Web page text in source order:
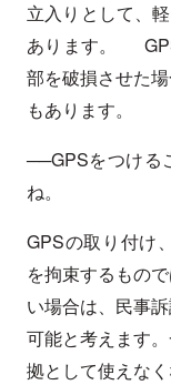
立入りとして、
あります。
部を破損させた
もあります。
──GPSをつける
ね。
GPSの取り付け
を拘束するもの
い場合は、民事
可能と考えます
拠として使えな